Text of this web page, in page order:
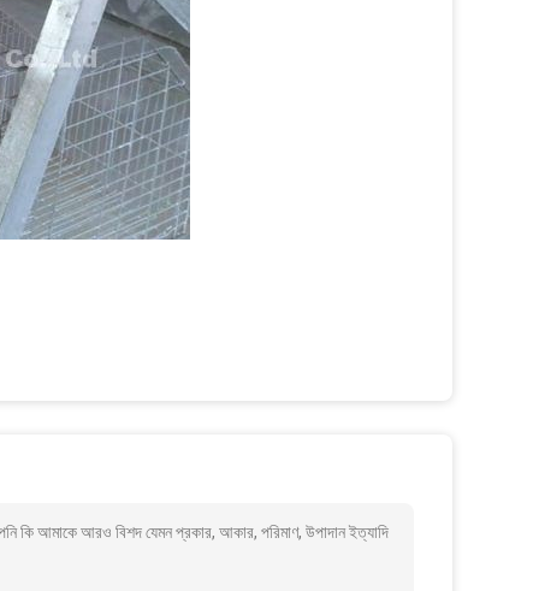
কি আমাকে আরও বিশদ যেমন প্রকার, আকার, পরিমাণ, উপাদান ইত্যাদি